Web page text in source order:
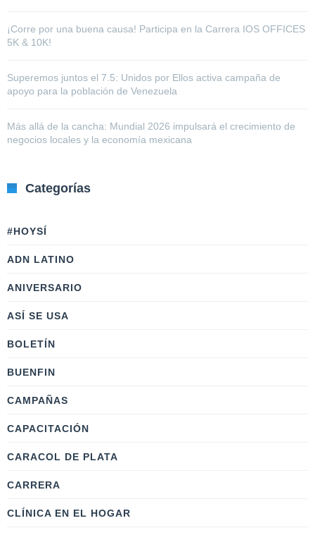
¡Corre por una buena causa! Participa en la Carrera IOS OFFICES
5K & 10K!
Superemos juntos el 7.5: Unidos por Ellos activa campaña de
apoyo para la población de Venezuela
Más allá de la cancha: Mundial 2026 impulsará el crecimiento de
negocios locales y la economía mexicana
Categorías
#HOYSÍ
ADN LATINO
ANIVERSARIO
ASÍ SE USA
BOLETÍN
BUENFIN
CAMPAÑAS
CAPACITACIÓN
CARACOL DE PLATA
CARRERA
CLÍNICA EN EL HOGAR